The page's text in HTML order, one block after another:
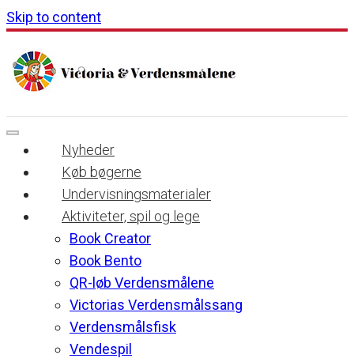
Skip to content
Nyheder
Køb bøgerne
Undervisningsmaterialer
Aktiviteter, spil og lege
Book Creator
Book Bento
QR-løb Verdensmålene
Victorias Verdensmålssang
Verdensmålsfisk
Vendespil